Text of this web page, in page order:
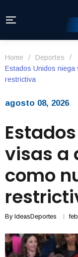
Home / Deportes
/
Estados Unidos niega
restrictiva
agosto 08, 2026
visas a
como
By IdeasDeportes